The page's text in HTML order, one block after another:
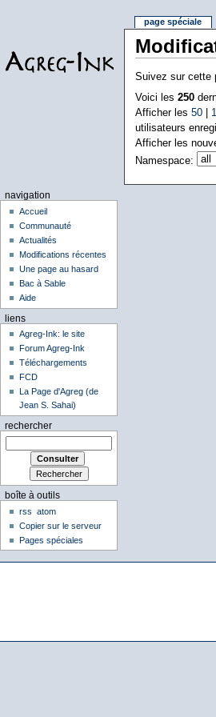
Suivez sur cette
Voici les 250
Afficher les 50|
utilisateurs
Afficher les
Namespace:
page spéciale
navigation
Accueil
Communauté
Actualités
Modifications récentes
Une page au hasard
Bac à Sable
Aide
liens
Agreg-Ink: le site
Forum Agreg-Ink
Téléchargements
FCD
La Page d'Agreg (de
Jean S. Sahai)
rechercher
boîte à outils
rss
atom
Copier sur le serveur
Pages spéciales